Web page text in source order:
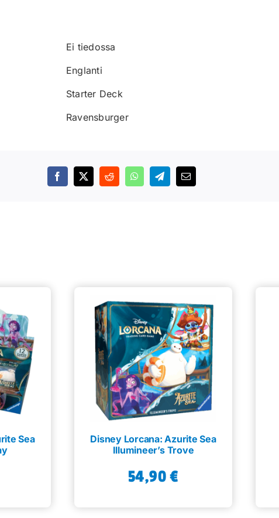
Ei tiedossa
Englanti
Starter Deck
Ravensburger
Sea
Disney Lorcana: Azurite Sea
Illumineer’s Trove
54,90€